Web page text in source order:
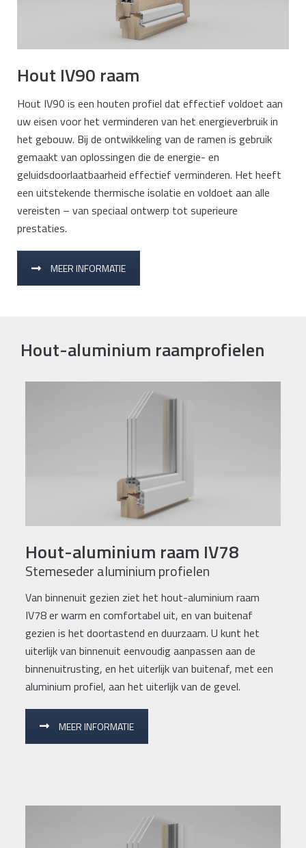
Hout IV90 raam
Hout IV90 is een houten profiel dat effectief voldoet aan
uw eisen voor het verminderen van het energieverbruik in
het gebouw. Bij de ontwikkeling van de ramen is gebruik
gemaakt van oplossingen die de energie- en
geluidsdoorlaatbaarheid effectief verminderen. Het heeft
een uitstekende thermische isolatie en voldoet aan alle
vereisten – van speciaal ontwerp tot superieure
prestaties.
MEER INFORMATIE
Hout-aluminium raamprofielen
Hout-aluminium raam IV78
Stemeseder aluminium profielen
Van binnenuit gezien ziet het hout-aluminium raam
IV78 er warm en comfortabel uit, en van buitenaf
gezien is het doortastend en duurzaam. U kunt het
uiterlijk van binnenuit eenvoudig aanpassen aan de
binnenuitrusting, en het uiterlijk van buitenaf, met een
aluminium profiel, aan het uiterlijk van de gevel.
MEER INFORMATIE